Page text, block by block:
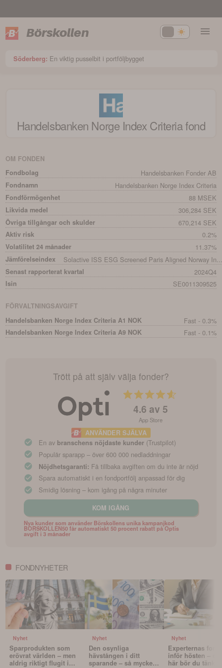
Börskollen
Söderberg: En viktig pusselbit i portföljbygget
Handelsbanken Norge Index Criteriafond
OM FONDEN
Fondbolag
Handelsbanken Fonder AB
Fondnamn Handelsbanken Norge Index Criteria
Fondförmögenhet 88 MSEK
Likvida medel 306,284 SEK
Övriga tillgångar och skulder 670,214 SEK
Aktiv risk 0.2%
Volatilitet 24 månader 11.37%
Jämförelseindex Solactive ISS ESG Screened Paris Aligned Norway
Senast rapporterat kvartal 2024Q4
Isin SE0011309525
FÖRVALTNINGSAVGIFT
Handelsbanken Norge Index Criteria A1 NOK
Fast - 0.3%
Handelsbanken Norge Index Criteria A9 NOK Fast - 0.1%
Trött på att själv välja fonder?
4.6 av 5
App Store
ANVÄNDER SJÄLVA
En av branschens nöjdaste kunder (Trustpilot)
Populär sparapp – över 600 000 nedladdningar
Nöjdhetsgaranti: Få tillbaka avgiften om du inte är nöjd
Spara automatiskt i en fondportfölj anpassad för dig
Smidig lösning – kom igång på några minuter
KOM IGÅNG
Nya kunder som använder Börskollens unika kampanjkod
BORSKOLLEN50 får automatiskt 50 procent rabatt på Optis
avgift i 3 månader
FONDNYHETER
Nyhet
Sparprodukten som
erövrat världen – men
aldrig riktigt flugit i
Nyhet
Den osynliga
hävstången i ditt
sparande – så mycket
Nyhet
Experternas
inför hösten –
här bör du tänka